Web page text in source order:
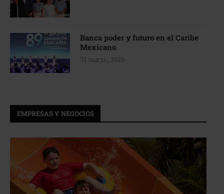
Banca poder y futuro en el Caribe
Mexicano
31 marzo, 2026
EMPRESAS Y NEGOCIOS